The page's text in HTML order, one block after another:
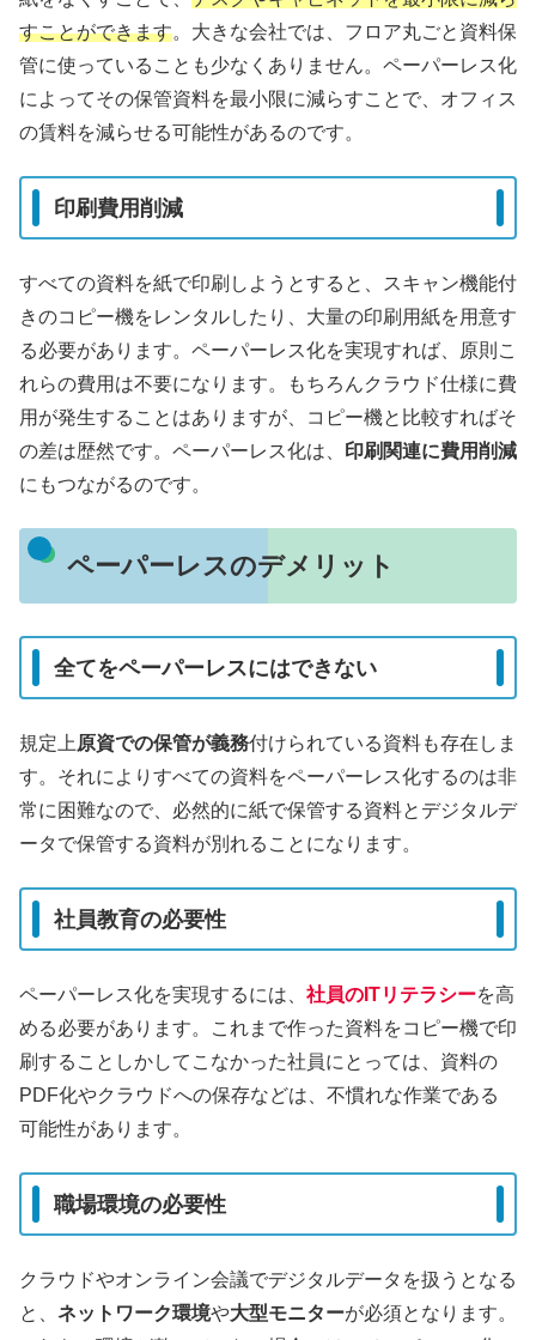
すことができます。大きな会社では、フロア丸ごと資料保
管に使っていることも少なくありません。ペーパーレス化
によってその保管資料を最小限に減らすことで、オフィス
の賃料を減らせる可能性があるのです。
印刷費用削減
すべての資料を紙で印刷しようとすると、スキャン機能付
きのコピー機をレンタルしたり、大量の印刷用紙を用意す
る必要があります。ペーパーレス化を実現すれば、原則こ
れらの費用は不要になります。もちろんクラウド仕様に費
用が発生することはありますが、コピー機と比較すればそ
の差は歴然です。ペーパーレス化は、 印刷関連に費用削減
にもつながるのです。
ペーパーレスのデメリット
全てをペーパーレスにはできない
規定上 原資での保管が義務付けられている資料も存在しま
す。それによりすべての資料をペーパーレス化するのは非
常に困難なので、必然的に紙で保管する資料とデジタルデ
ータで保管する資料が別れることになります。
社員教育の必要性
ペーパーレス化を実現するには、 社員のITリテラシーを高
める必要があります。これまで作った資料をコピー機で印
刷することしかしてこなかった社員にとっては、資料の
PDF化やクラウドへの保存などは、不慣れな作業である
可能性があります。
職場環境の必要性
クラウドやオンライン会議でデジタルデータを扱うとなる
と、 ネットワーク環境や大型モニターが必須となります。